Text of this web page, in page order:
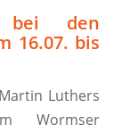
bei den
16.07. bis
Luthers
Wormser